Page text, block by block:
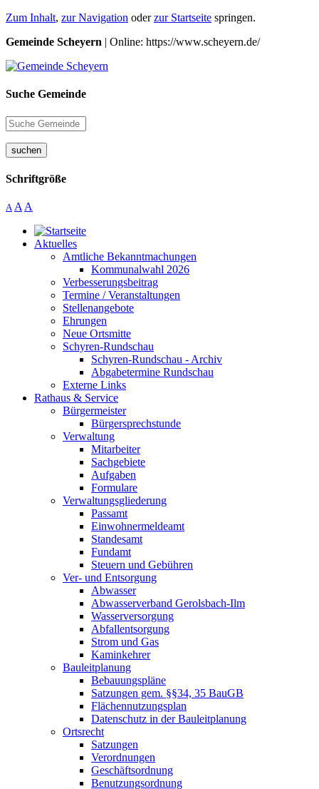
Zum Inhalt, zur Navigation oderzur Startseite springen.
Gemeinde Scheyern | Online: https://www.scheyern.de/
Suche Gemeinde
suchen
Schriftgröße
A A A
Aktuelles
Amtliche Bekanntmachungen
Kommunalwahl 2026
Verbesserungsbeitrag
Termine / Veranstaltungen
Stellenangebote
Ehrungen
Neue Ortsmitte
Schyren-Rundschau
Schyren-Rundschau - Archiv
Abgabetermine Rundschau
Externe Links
Rathaus & Service
Bürgermeister
Bürgersprechstunde
Verwaltung
Mitarbeiter
Sachgebiete
Aufgaben
Formulare
Verwaltungsgliederung
Passamt
Einwohnermeldeamt
Standesamt
Fundamt
Steuern und Gebühren
Ver- und Entsorgung
Abwasser
Abwasserverband Gerolsbach-Ilm
Wasserversorgung
Abfallentsorgung
Strom und Gas
Kaminkehrer
Bauleitplanung
Bebauungspläne
Satzungen gem. §§34, 35 BauGB
Flächennutzungsplan
Datenschutz in der Bauleitplanung
Ortsrecht
Satzungen
Verordnungen
Geschäftsordnung
Benutzungsordnung